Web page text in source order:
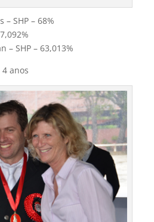
SHP – 68%
– SHP – 63,013%
anos